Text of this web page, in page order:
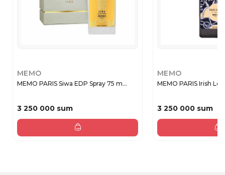
MEMO
MEMO PARIS Siwa EDP Spray 75 m...
3 250 000 sum
MEMO
MEMO PARIS Irish
3 250 000 sum